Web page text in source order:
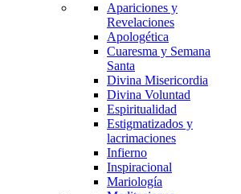
Apariciones y
Revelaciones
Apologética
Cuaresma y Semana
Santa
Divina Misericordia
Divina Voluntad
Espiritualidad
Estigmatizados y
lacrimaciones
Infierno
Inspiracional
Mariología